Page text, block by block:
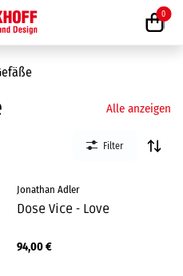
0
Alle anzeigen
Filter
Jonathan Adler
Dose Vice - Love
94,00€